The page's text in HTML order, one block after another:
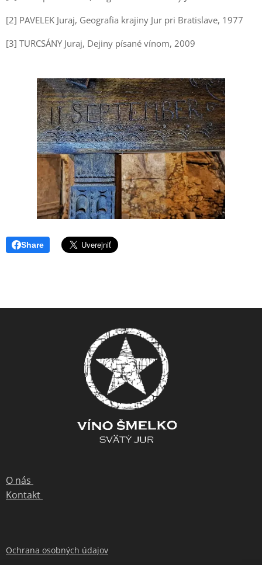
[2] PAVELEK Juraj, Geografia krajiny Jur pri Bratislave, 1977
[3] TURCSÁNY Juraj, Dejiny písané vínom, 2009
Share
O nás
Kontakt
Ochrana osobných údajov